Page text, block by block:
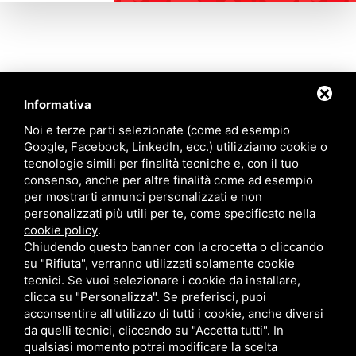
Informativa
Noi e terze parti selezionate (come ad esempio
Google, Facebook, LinkedIn, ecc.) utilizziamo cookie o
tecnologie simili per finalità tecniche e, con il tuo
consenso, anche per altre finalità come ad esempio
per mostrarti annunci personalizzati e non
personalizzati più utili per te, come specificato nella
cookie policy.
Chiudendo questo banner con la crocetta o cliccando
su "Rifiuta", verranno utilizzati solamente cookie
tecnici. Se vuoi selezionare i cookie da installare,
clicca su "Personalizza". Se preferisci, puoi
acconsentire all'utilizzo di tutti i cookie, anche diversi
da quelli tecnici, cliccando su "Accetta tutti". In
qualsiasi momento potrai modificare la scelta
Contattaci
Via Quinto Bucci, 205, 47521 Cesena (FC)
+39 0543 31536
+39 320 6635083
info@amiciziaeamore.it
Links
Chi siamo
Crea il tuo profilo
Franchising
Annunci
Blog
Contatti
Follow Us